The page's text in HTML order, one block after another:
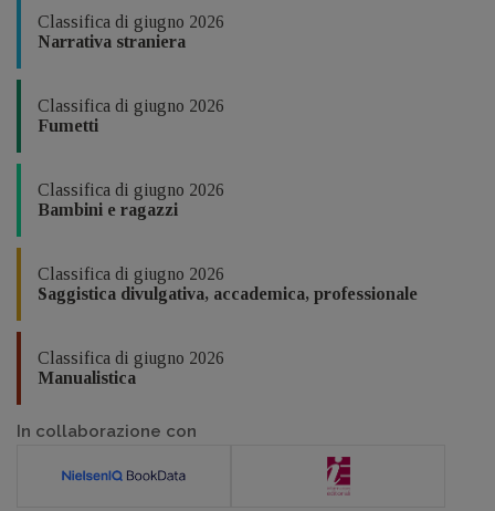
Classifica di giugno 2026
Narrativa straniera
Classifica di giugno 2026
Fumetti
Classifica di giugno 2026
Bambini e ragazzi
Classifica di giugno 2026
Saggistica divulgativa, accademica, professionale
Classifica di giugno 2026
Manualistica
In collaborazione con